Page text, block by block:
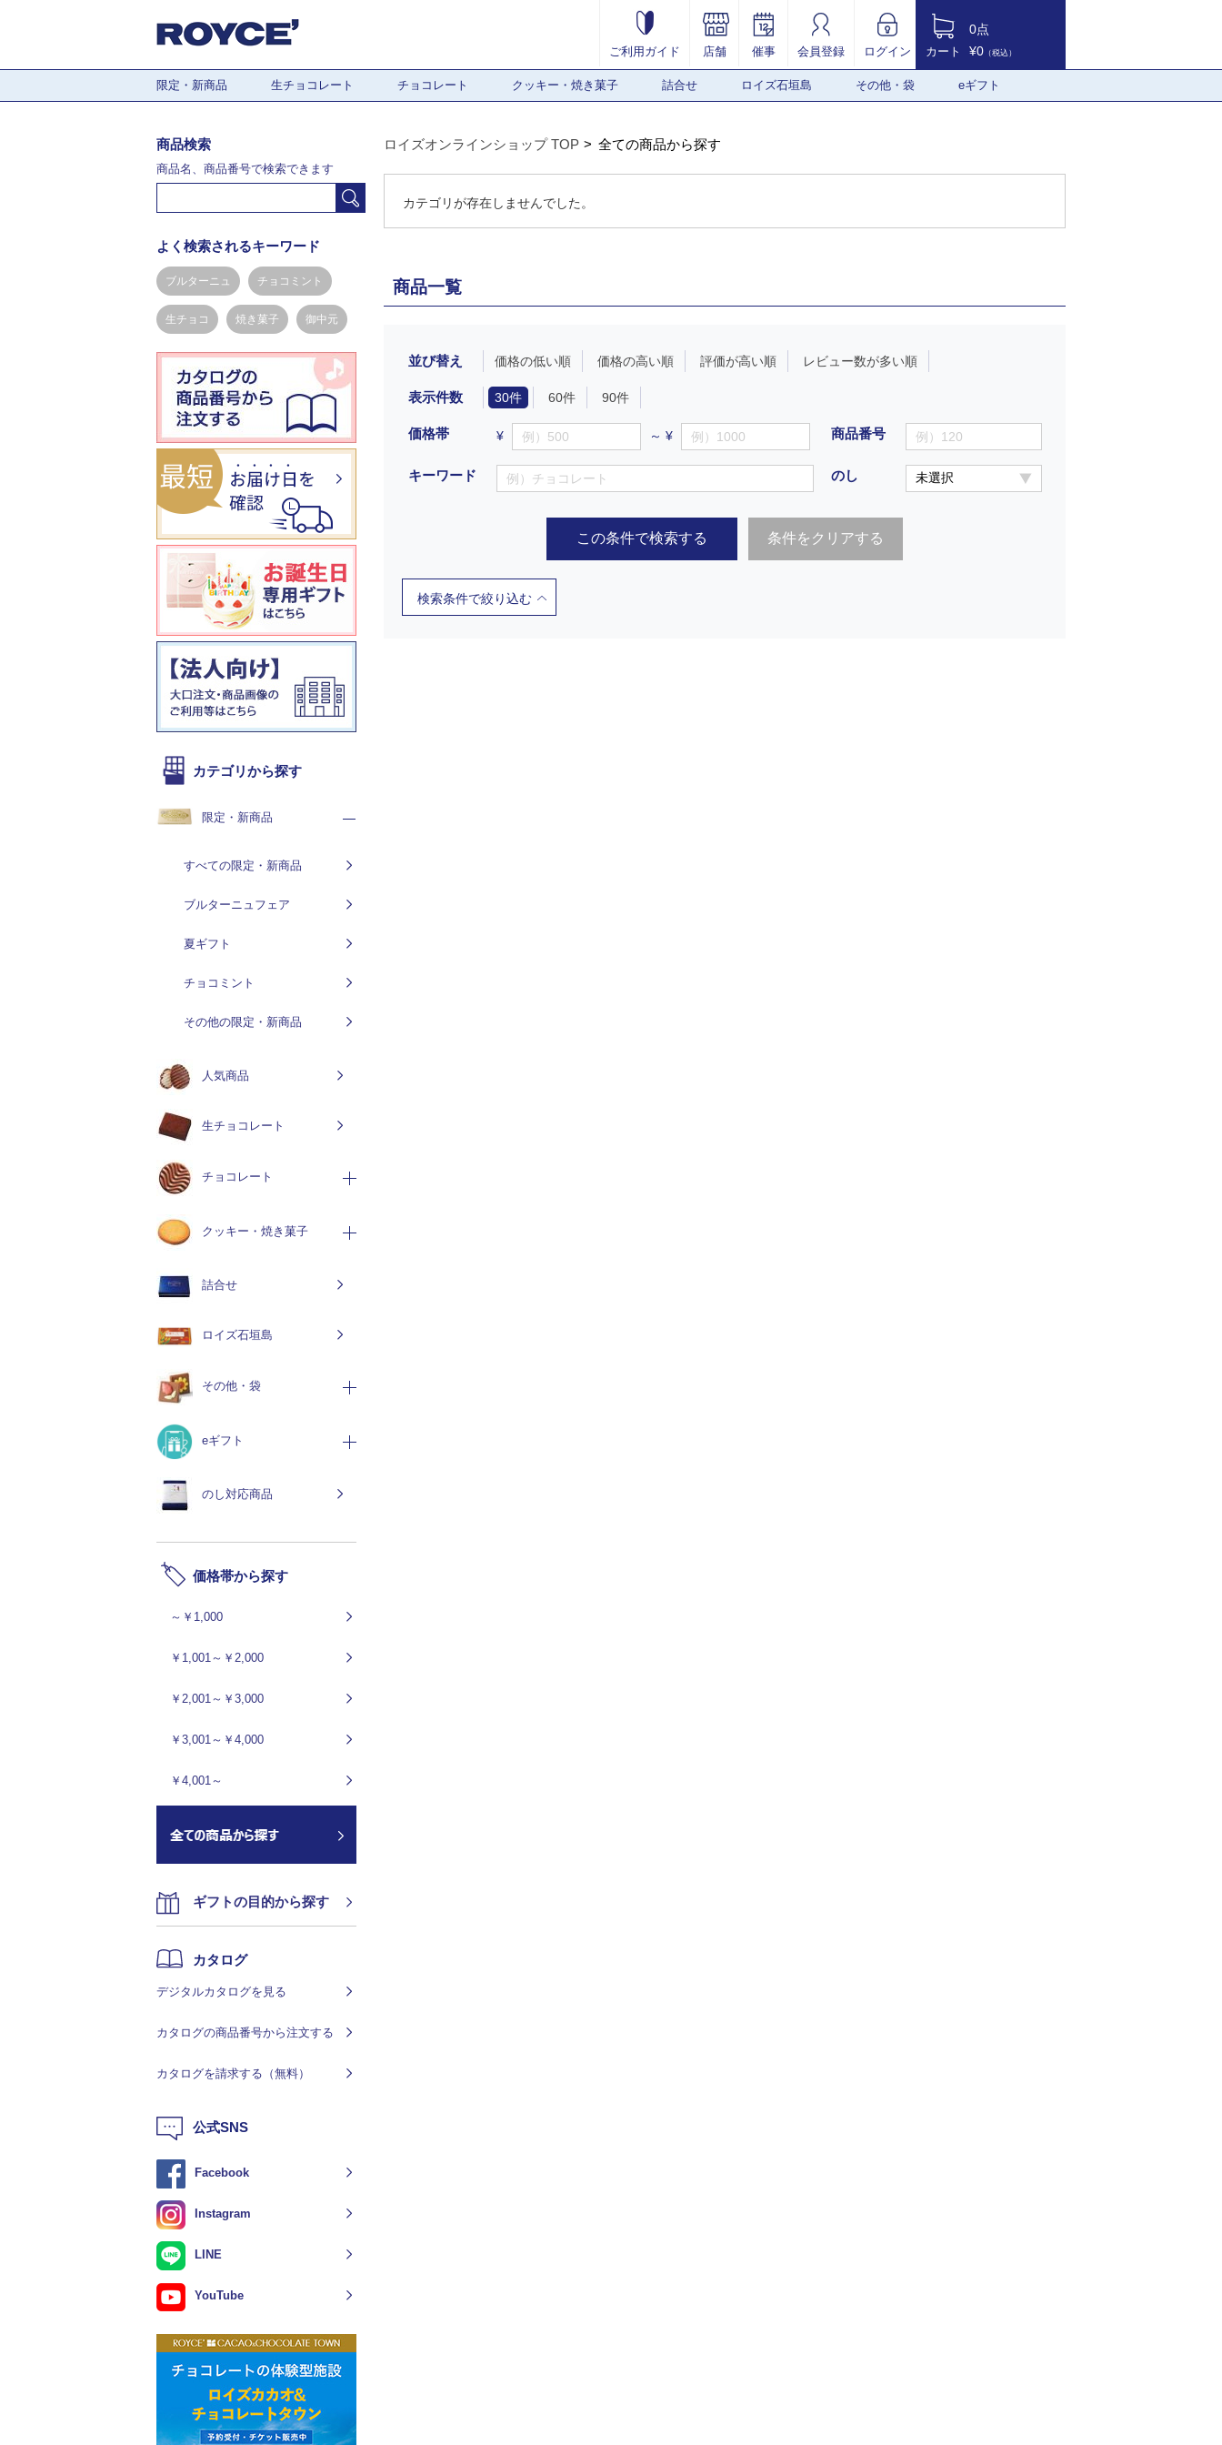
ご利用ガイド 店舗 催事 会員登録 ログイン カート
0点
¥0 （税込）
限定・新商品 生チョコレート チョコレート クッキー・焼き菓子 詰合せ ロイズ石垣島 その他・袋 eギフト
ロイズオンラインショップ TOP 全ての商品から探す
カテゴリが存在しませんでした。
商品一覧
並び替え 価格の低い順 価格の高い順 評価が高い順 レビュー数が多い順
表示件数 30件 60件 90件
価格帯 ¥ ～ ¥
キーワード
商品番号
のし
この条件で検索する 条件をクリアする
検索条件で絞り込む
商品検索
商品名、商品番号で検索できます
よく検索されるキーワード
ブルターニュ チョコミント
生チョコ 焼き菓子 御中元
カテゴリから探す
限定・新商品
すべての限定・新商品
ブルターニュフェア
夏ギフト
チョコミント
その他の限定・新商品
人気商品
生チョコレート
チョコレート
クッキー・焼き菓子
詰合せ
ロイズ石垣島
その他・袋
eギフト
のし対応商品
価格帯から探す
～￥1,000
￥1,001～￥2,000
￥2,001～￥3,000
￥3,001～￥4,000
￥4,001～
ギフトの目的から探す
カタログ
デジタルカタログを見る
カタログの商品番号から注文する
カタログを請求する（無料）
公式SNS
Facebook
Instagram
LINE
YouTube